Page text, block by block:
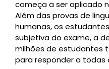
começa a ser aplicado
Além das provas de
humanas, os
subjetiva do exame, a
milhões de estudantes
para responder a todas